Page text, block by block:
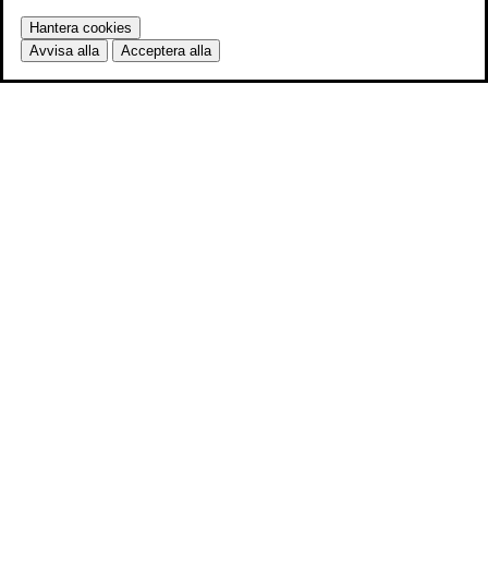
Hantera cookies
Avvisa alla
Acceptera alla